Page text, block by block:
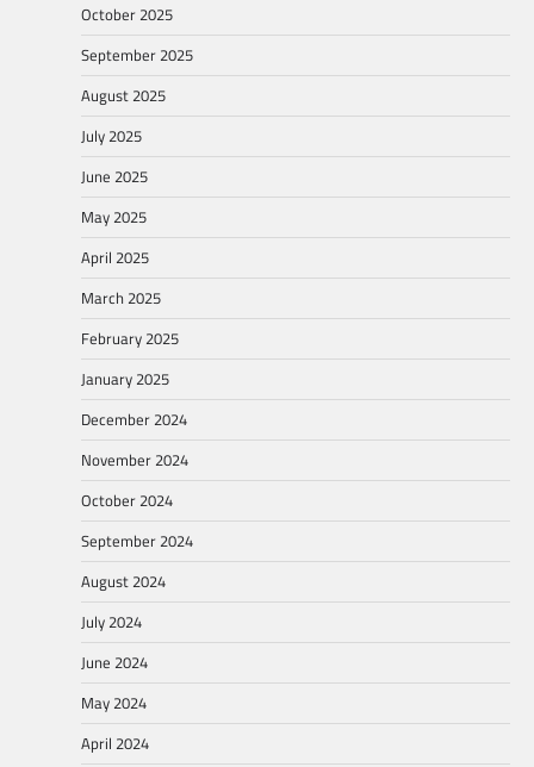
October 2025
September 2025
August 2025
July 2025
June 2025
May 2025
April 2025
March 2025
February 2025
January 2025
December 2024
November 2024
October 2024
September 2024
August 2024
July 2024
June 2024
May 2024
April 2024